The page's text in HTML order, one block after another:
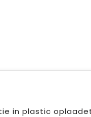
in plastic